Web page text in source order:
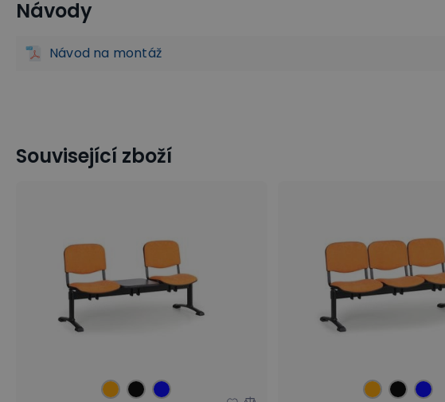
Čalouněné lavice do čekáren
Návody
Návod na montáž
Související zboží